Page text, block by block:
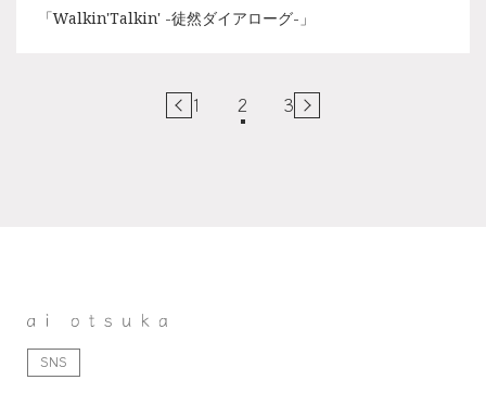
「Walkin'Talkin' -徒然ダイアローグ-」
1 2 3
SNS